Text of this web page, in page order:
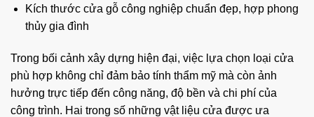
Kích thước cửa gỗ công nghiệp chuẩn đẹp, hợp phong
thủy gia đình
Trong bối cảnh xây dựng hiện đại, việc lựa chọn loại cửa
phù hợp không chỉ đảm bảo tính thẩm mỹ mà còn ảnh
hưởng trực tiếp đến công năng, độ bền và chi phí của
công trình. Hai trong số những vật liệu cửa được ưa